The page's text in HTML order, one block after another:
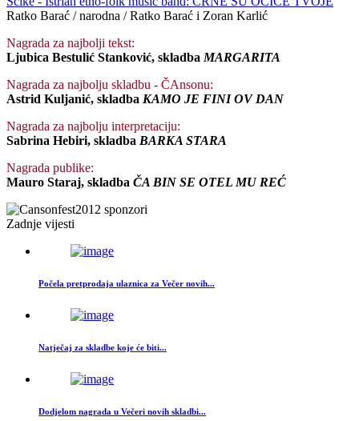
Ratko Barać / narodna / Ratko Barać i Zoran Karlić
Nagrada za najbolji tekst:
Ljubica Bestulić Stanković, skladba MARGARITA
Nagrada za najbolju skladbu - ČAnsonu:
Astrid Kuljanić, skladba KAMO JE FINI OV DAN
Nagrada za najbolju interpretaciju:
Sabrina Hebiri, skladba BARKA STARA
Nagrada publike:
Mauro Staraj, skladba ČA BIN SE OTEL MU REĆ
Zadnje vijesti
Počela pretprodaja ulaznica za Večer novih...
Natječaj za skladbe koje će biti...
Dodjelom nagrada u Večeri novih skladbi...